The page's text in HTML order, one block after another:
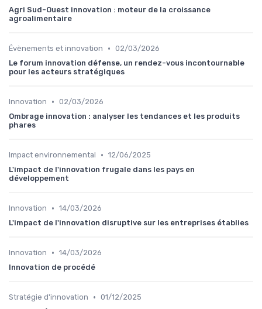
Agri Sud-Ouest innovation : moteur de la croissance
agroalimentaire
Évènements et innovation • 02/03/2026
Le forum innovation défense, un rendez-vous incontournable
pour les acteurs stratégiques
Innovation • 02/03/2026
Ombrage innovation : analyser les tendances et les produits
phares
Impact environnemental • 12/06/2025
L'impact de l'innovation frugale dans les pays en
développement
Innovation • 14/03/2026
L'impact de l'innovation disruptive sur les entreprises établies
Innovation • 14/03/2026
Innovation de procédé
Stratégie d'innovation • 01/12/2025